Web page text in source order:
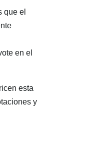
que el
en el
esta
y